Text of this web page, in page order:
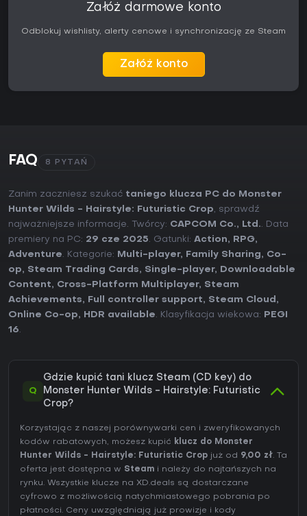
Załóż darmowe konto
Odblokuj wishlisty, alerty cenowe i synchronizację ze Steam
Załóż konto
FAQ 8 PYTAŃ
Zanim zaczniesz szukać taniego klucza PC do Monster
Hunter Wilds - Hairstyle: Futuristic Crop, sprawdź
najważniejsze informacje. Twórcy: CAPCOM Co., Ltd.. Data
premiery na PC: 29 cze 2025. Gatunki: Action, RPG,
Adventure. Kategorie: Multi-player, Family Sharing, Co-
op, Steam Trading Cards, Single-player,
Downloadable
Content, Cross-Platform Multiplayer, Steam
Achievements, Full controller support, Steam Cloud ,
Online Co-op, HDR available. Klasyfikacja wiekowa:
PEGI
16.
Q
Gdzie kupić tani klucz Steam (CD key) do
Monster Hunter Wilds - Hairstyle: Futuristic
Crop?
Korzystając z naszej porównywarki cen i zweryfikowanych
kodów rabatowych, możesz kupić klucz do Monster
Hunter Wilds - Hairstyle: Futuristic Crop już od 9,00 zł. Ta
oferta jest dostępna w Steam i należy do najtańszych na
rynku. Wszystkie klucze na XD.deals są dostarczane
cyfrowo z możliwością natychmiastowego pobrania po
płatności. Ceny uwzględniają już prowizje i kody